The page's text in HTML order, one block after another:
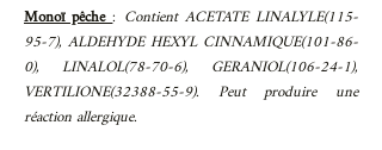
Monoï pêche: Contient ACETATE LINALYLE(115-
95-7), ALDEHYDE HEXYL CINNAMIQUE(101-86-
0), LINALOL(78-70-6), GERANIOL(106-24-1),
VERTILIONE(32388-55-9). Peut produire une
réaction allergique.